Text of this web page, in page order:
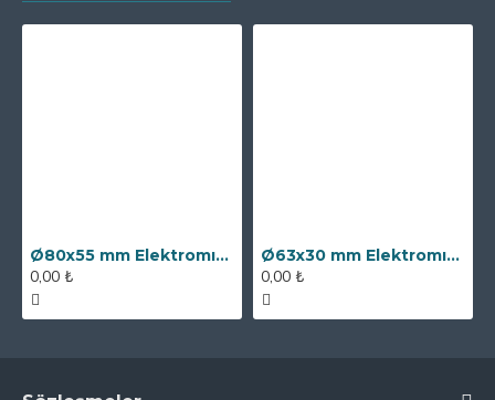
Ø80x55 mm Elektromıknatıs - 250 kg Çekim Gücü
0,00 ₺
Ø63x30 mm Elektromıknatıs - 100 kg Çekim Gücü
0,00 ₺